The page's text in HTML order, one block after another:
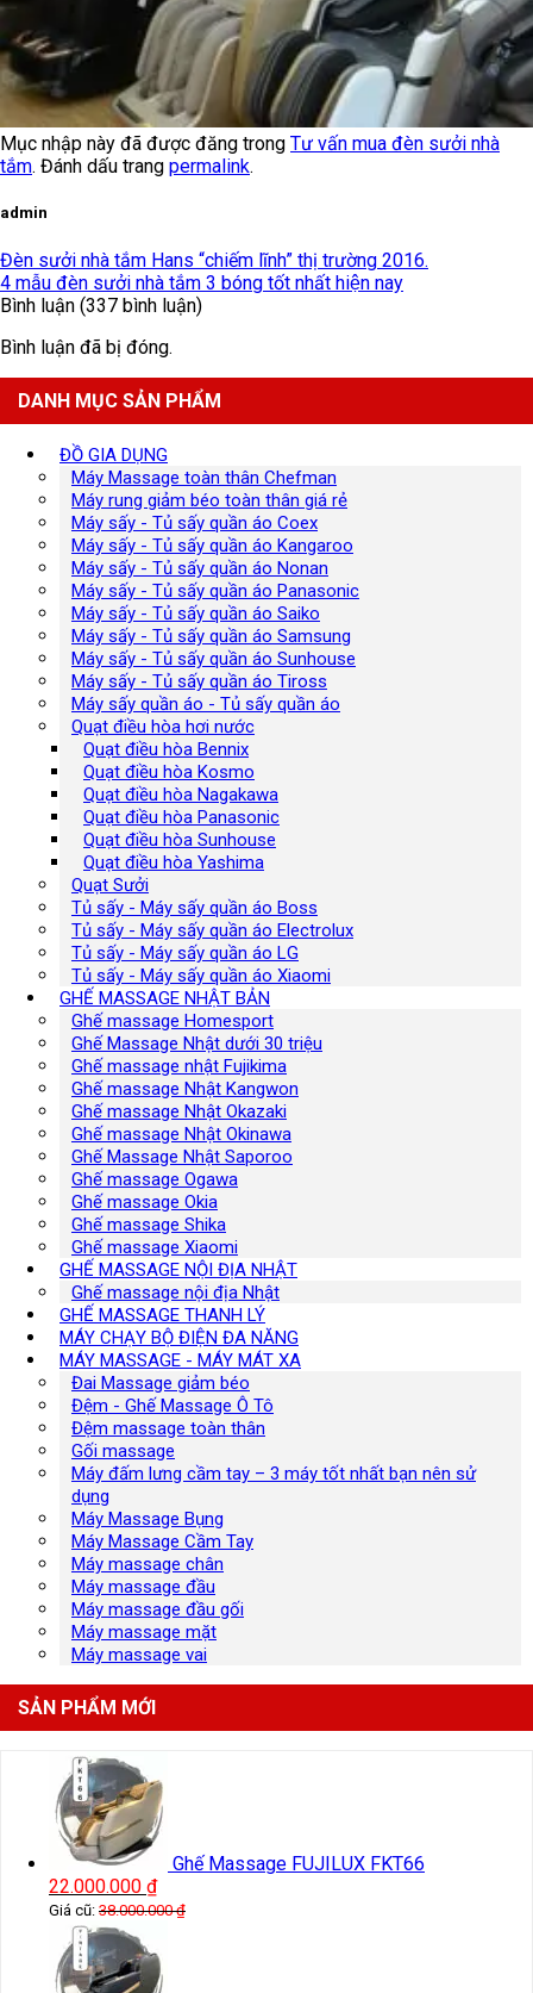
Mục nhập này đã được đăng trong Tư vấn mua đèn sưởi nhà
tắm. Đánh dấu trang permalink.
admin
Đèn sưởi nhà tắm Hans “chiếm lĩnh” thị trường 2016.
4 mẫu đèn sưởi nhà tắm 3 bóng tốt nhất hiện nay
Bình luận (337 bình luận)
Bình luận đã bị đóng.
DANH MỤC SẢN PHẨM
ĐỒ GIA DỤNG
Máy Massage toàn thân Chefman
Máy rung giảm béo toàn thân giá rẻ
Máy sấy - Tủ sấy quần áo Coex
Máy sấy - Tủ sấy quần áo Kangaroo
Máy sấy - Tủ sấy quần áo Nonan
Máy sấy - Tủ sấy quần áo Panasonic
Máy sấy - Tủ sấy quần áo Saiko
Máy sấy - Tủ sấy quần áo Samsung
Máy sấy - Tủ sấy quần áo Sunhouse
Máy sấy - Tủ sấy quần áo Tiross
Máy sấy quần áo - Tủ sấy quần áo
Quạt điều hòa hơi nước
Quạt điều hòa Bennix
Quạt điều hòa Kosmo
Quạt điều hòa Nagakawa
Quạt điều hòa Panasonic
Quạt điều hòa Sunhouse
Quạt điều hòa Yashima
Quạt Sưởi
Tủ sấy - Máy sấy quần áo Boss
Tủ sấy - Máy sấy quần áo Electrolux
Tủ sấy - Máy sấy quần áo LG
Tủ sấy - Máy sấy quần áo Xiaomi
GHẾ MASSAGE NHẬT BẢN
Ghế massage Homesport
Ghế Massage Nhật dưới 30 triệu
Ghế massage nhật Fujikima
Ghế massage Nhật Kangwon
Ghế massage Nhật Okazaki
Ghế massage Nhật Okinawa
Ghế Massage Nhật Saporoo
Ghế massage Ogawa
Ghế massage Okia
Ghế massage Shika
Ghế massage Xiaomi
GHẾ MASSAGE NỘI ĐỊA NHẬT
Ghế massage nội địa Nhật
GHẾ MASSAGE THANH LÝ
MÁY CHẠY BỘ ĐIỆN ĐA NĂNG
MÁY MASSAGE - MÁY MÁT XA
Đai Massage giảm béo
Đệm - Ghế Massage Ô Tô
Đệm massage toàn thân
Gối massage
Máy đấm lưng cầm tay – 3 máy tốt nhất bạn nên sử
dụng
Máy Massage Bụng
Máy Massage Cầm Tay
Máy massage chân
Máy massage đầu
Máy massage đầu gối
Máy massage mặt
Máy massage vai
SẢN PHẨM MỚI
Ghế Massage FUJILUX FKT66
22.000.000 ₫
Giá cũ: 38.000.000₫